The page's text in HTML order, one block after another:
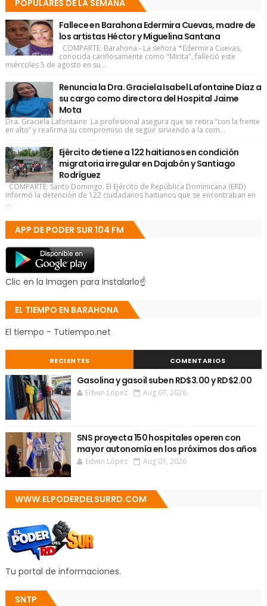
POPULARES DE LA SEMANA
Fallece en Barahona Edermira Cuevas, madre de
los artistas Héctor y Miguelina Santana
COMPARTE: Barahona.- La señora *Edermira Cuevas,
conocida cariñosamente como "Mirita", falleció este
miércoles 5 de agosto en su...
Renuncia la Dra. Graciela Isabel Lafontaine Díaz a
su cargo como directora del Hospital Jaime
Mota
Dra. Graciela Lafontaine La profesional asegura que se retira “con la frente
en alto” y reafirma su compromiso de seguir sirviendo a la com...
Ejército detiene a 122 haitianos en condición
migratoria irregular en Dajabón y Santiago
Rodríguez
COMPARTE: Santo Domingo. El Ejército de República Dominicana (ERD)
informó la detención de 122 ciudadanos haitianos que se encontraban en
...
APP DE PODER SUR 104 FM
Clic en la Imagen para Instalarlo☝
EL TIEMPO EN BARAHONA
El tiempo - Tutiempo.net
RECIENTES COMENTARIOS
Gasolina y gasoil suben RD$3.00 y RD$2.00
Edwin López Aug 07, 2026
SNS proyecta 150 hospitales operen con
mayor autonomía en los próximos dos años
Edwin López Aug 07, 2026
WWW.ELPODERDELSURRD.COM
Tu portal de informaciones.
SNTP